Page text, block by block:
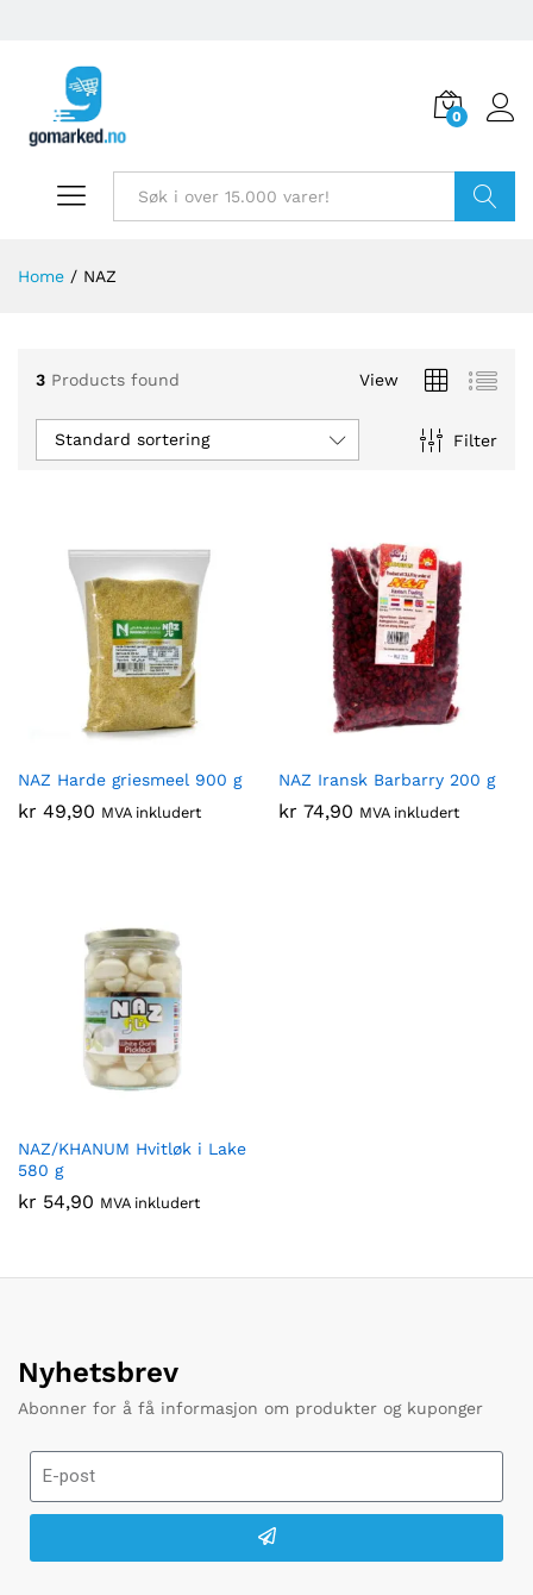
0
Home / NAZ
3 Products found View
Filter
Standard sortering
NAZ Harde griesmeel 900 g
kr 49,90 MVA inkludert
NAZ Iransk Barbarry 200 g
kr 74,90 MVA inkludert
NAZ/KHANUM Hvitløk i Lake
580 g
kr 54,90 MVA inkludert
Nyhetsbrev
Abonner for å få informasjon om produkter og kuponger